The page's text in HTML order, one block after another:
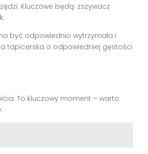
Kluczowe będą: zszywacz
być odpowiednio wytrzymała i
tapicerska o odpowiedniej gęstości
To kluczowy moment – warto